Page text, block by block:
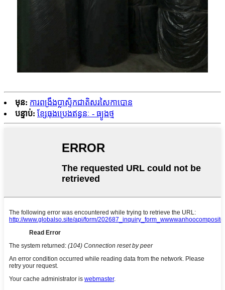
មុន: ការពង្រឹងប្លាស្ទិកជាតិសរសៃកាបោន
បន្ទាប់: ខ្សែធុងប្រេងឥន្ធនៈ - ធ្យូងថ្ម